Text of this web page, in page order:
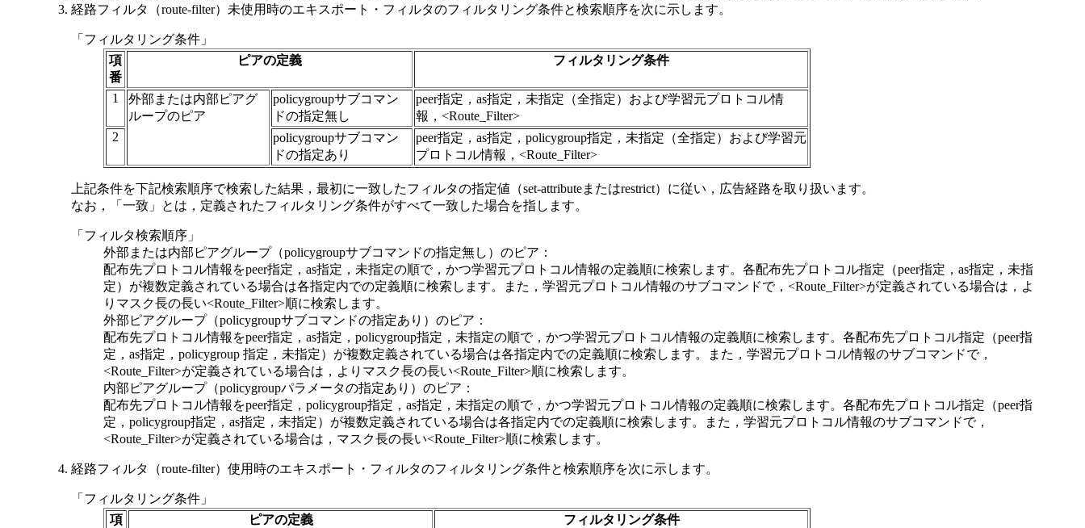
経路フィルタ（route-filter）未使用時のエキスポート・フィルタのフィルタリング条件と検索順序を次に示します。
「フィルタリング条件」
項
番
ピアの定義 フィルタリング条件
1
外部または内部ピアグ
ループのピア
policygroupサブコマン
ドの指定無し
peer指定，as指定，未指定（全指定）および学習元プロトコル情
報，<Route_Filter>
2
policygroupサブコマン
ドの指定あり
peer指定，as指定，policygroup指定，未指定（全指定）および学習元
プロトコル情報，<Route_Filter>
上記条件を下記検索順序で検索した結果，最初に一致したフィルタの指定値（set-attributeまたはrestrict）に従い，広告経路を取り扱います。
なお，「一致」とは，定義されたフィルタリング条件がすべて一致した場合を指します。
「フィルタ検索順序」
外部または内部ピアグループ（policygroupサブコマンドの指定無し）のピア：
配布先プロトコル情報をpeer指定，as指定，未指定の順で，かつ学習元プロトコル情報の定義順に検索します。各配布先プロトコル指定（peer指定，as指定，未指
定）が複数定義されている場合は各指定内での定義順に検索します。また，学習元プロトコル情報のサブコマンドで，<Route_Filter>が定義されている場合は，よ
りマスク長の長い<Route_Filter>順に検索します。
外部ピアグループ（policygroupサブコマンドの指定あり）のピア：
配布先プロトコル情報をpeer指定，as指定，policygroup指定，未指定の順で，かつ学習元プロトコル情報の定義順に検索します。各配布先プロトコル指定（peer指
定，as指定，policygroup 指定，未指定）が複数定義されている場合は各指定内での定義順に検索します。また，学習元プロトコル情報のサブコマンドで，
<Route_Filter>が定義されている場合は，よりマスク長の長い<Route_Filter>順に検索します。
内部ピアグループ（policygroupパラメータの指定あり）のピア：
配布先プロトコル情報をpeer指定，policygroup指定，as指定，未指定の順で，かつ学習元プロトコル情報の定義順に検索します。各配布先プロトコル指定（peer指
定，policygroup指定，as指定，未指定）が複数定義されている場合は各指定内での定義順に検索します。また，学習元プロトコル情報のサブコマンドで，
<Route_Filter>が定義されている場合は，マスク長の長い<Route_Filter>順に検索します。
経路フィルタ（route-filter）使用時のエキスポート・フィルタのフィルタリング条件と検索順序を次に示します。
「フィルタリング条件」
項
ピアの定義 フィルタリング条件